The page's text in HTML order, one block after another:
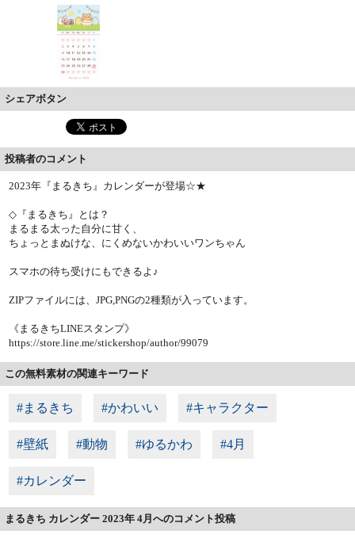
シェアボタン
投稿者のコメント
2023年『まるきち』カレンダーが登場☆★
◇『まるきち』とは？
まるまる太った自分に甘く、
ちょっとまぬけな、にくめないかわいいワンちゃん
スマホの待ち受けにもできるよ♪
ZIPファイルには、JPG,PNGの2種類が入っています。
《まるきちLINEスタンプ》
https://store.line.me/stickershop/author/99079
この無料素材の関連キーワード
#まるきち #かわいい #キャラクター
#壁紙 #動物 #ゆるかわ #4月
#カレンダー
まるきち カレンダー 2023年 4月へのコメント投稿